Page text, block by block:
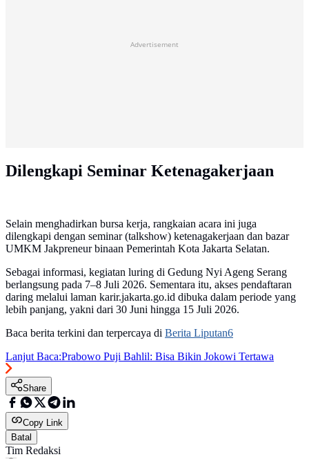
Advertisement
Dilengkapi Seminar Ketenagakerjaan
Selain menghadirkan bursa kerja, rangkaian acara ini juga
dilengkapi dengan seminar (talkshow) ketenagakerjaan dan bazar
UMKM Jakpreneur binaan Pemerintah Kota Jakarta Selatan.
Sebagai informasi, kegiatan luring di Gedung Nyi Ageng Serang
berlangsung pada 7–8 Juli 2026. Sementara itu, akses pendaftaran
daring melalui laman karir.jakarta.go.id dibuka dalam periode yang
lebih panjang, yakni dari 30 Juni hingga 15 Juli 2026.
Baca berita terkini dan terpercaya di Berita Liputan6
Lanjut Baca:Prabowo Puji Bahlil: Bisa Bikin Jokowi Tertawa
Share
Copy Link
Batal
Tim Redaksi